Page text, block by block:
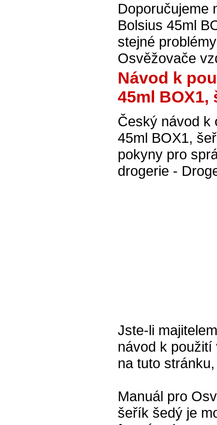
Doporučujeme
Bolsius 45ml
stejné
Osvěžovače
Návod k
45ml BOX1,
Český návod k
45ml BOX1,
pokyny pro
drogerie -
Jste-li
návod k
na tuto
Manuál pro
šeřík šedý je